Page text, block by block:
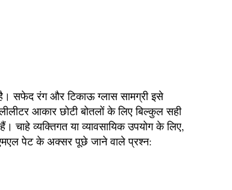
सफेद रंग और टिकाऊ ग्लास सामग्री इसे
आकार छोटी बोतलों के लिए बिल्कुल सही
चाहे व्यक्तिगत या व्यावसायिक उपयोग के लिए,
पेट के अक्सर पूछे जाने वाले प्रश्न: